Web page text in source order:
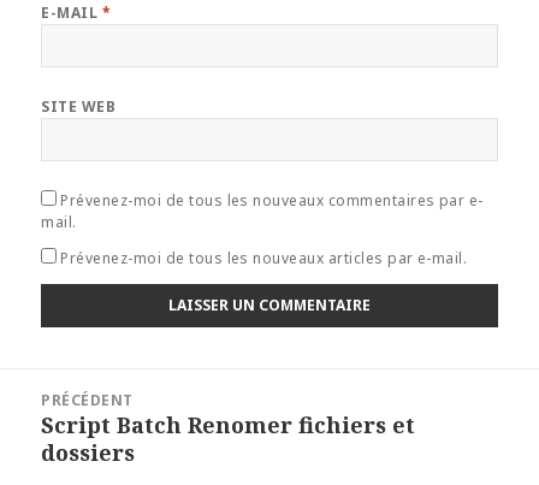
E-MAIL *
SITE WEB
Prévenez-moi de tous les nouveaux commentaires par e-
mail.
Prévenez-moi de tous les nouveaux articles par e-mail.
l’article
PRÉCÉDENT
Article
précédent :
Script Batch Renomer fichiers et
dossiers